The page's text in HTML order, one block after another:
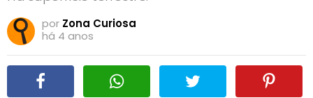
por Zona Curiosa
há 4 anos